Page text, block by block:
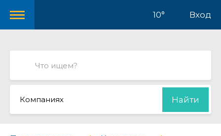
10° Вход
Компаниях Найти